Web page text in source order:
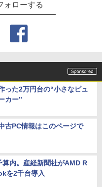
ォローする
った2万円台の“小さなピュ
カー”
古PC情報はこのページで
内。産経新聞社がAMD R
を2千台導入